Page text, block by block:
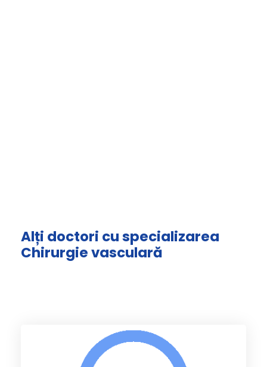
Alți doctori cu specializarea
Chirurgie vasculară